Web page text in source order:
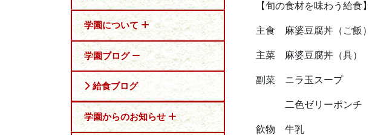
学園について
学園ブログ
給食ブログ
学園からのお知らせ
【旬の食材を味わう給食】
主食 麻婆豆腐丼（ご飯）
主菜 麻婆豆腐丼（具）
副菜 ニラ玉スープ
二色ゼリーポンチ
飲物 牛乳